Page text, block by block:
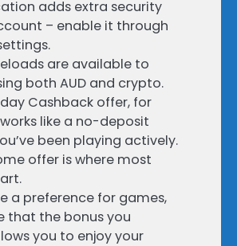
adds extra security
– enable it through
are available to
both AUD and crypto.
Cashback offer, for
like a no-deposit
been playing actively.
offer is where most
a preference for games,
that the bonus you
you to enjoy your